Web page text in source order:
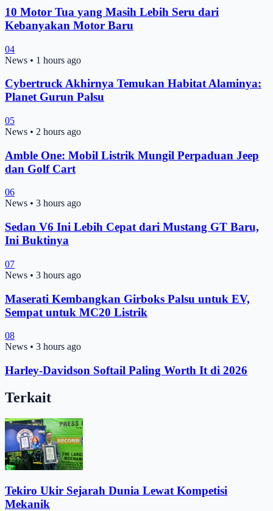
10 Motor Tua yang Masih Lebih Seru dari
Kebanyakan Motor Baru
04
News • 1 hours ago
Cybertruck Akhirnya Temukan Habitat Alaminya:
Planet Gurun Palsu
05
News • 2 hours ago
Amble One: Mobil Listrik Mungil Perpaduan Jeep
dan Golf Cart
06
News • 3 hours ago
Sedan V6 Ini Lebih Cepat dari Mustang GT Baru,
Ini Buktinya
07
News • 3 hours ago
Maserati Kembangkan Girboks Palsu untuk EV,
Sempat untuk MC20 Listrik
08
News • 3 hours ago
Harley-Davidson Softail Paling Worth It di 2026
Terkait
Tekiro Ukir Sejarah Dunia Lewat Kompetisi
Mekanik